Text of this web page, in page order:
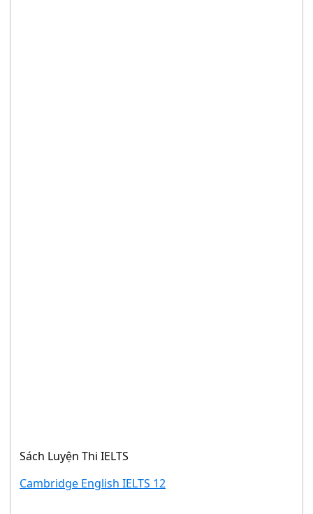
Sách Luyện Thi IELTS
Cambridge English IELTS 12